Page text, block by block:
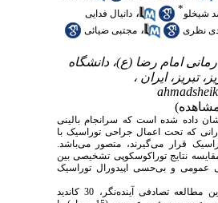
شیخلو* ، دانیال فدایی
نظری ، مجتبی ضیائی
امام رضا (ع)، دانشگاه
تبریز، ایران ،
داده شده است که سرانجام بالینی
که تحت اعمال جراحی توراسیک با
قرار می‌گیرند، متصور می‌باشد.
نتایج توراکوسکوپی تشخیصی بین
عمومی و بی‌حسی اپیدورال توراسیک
: در این مطالعه تصادفی آینده‌نگر، 30 کاندید